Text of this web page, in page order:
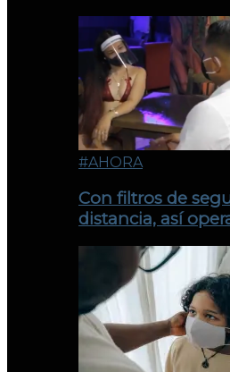
#AHORA
Con filtros de
distancia, así